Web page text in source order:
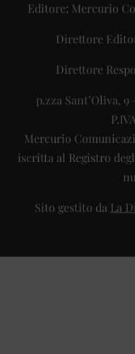
Editore: Mercurio
Direttore
Direttore
p.zza Sant’Oliva, 9
Mercurio
iscritta al Registro
Sito gestito da La